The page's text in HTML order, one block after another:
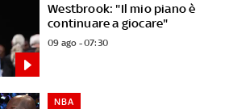
Westbrook: "Il mio piano è
continuare a giocare"
09 ago - 07:30
NBA